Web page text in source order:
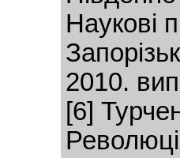
Наукові
2010.
[6]